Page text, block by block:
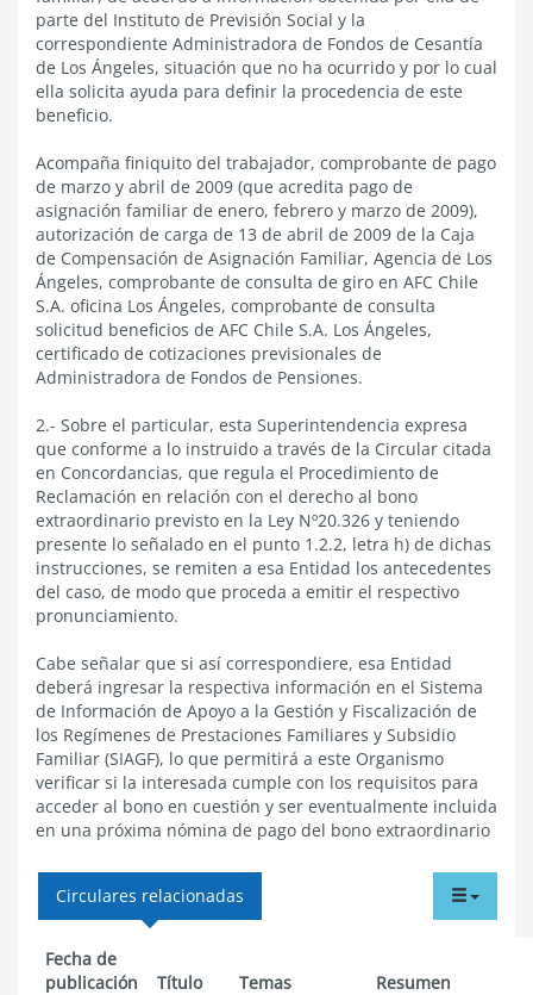
parte del Instituto de Previsión Social y la
correspondiente Administradora de Fondos de Cesantía
de Los Ángeles, situación que no ha ocurrido y por lo cual
ella solicita ayuda para definir la procedencia de este
beneficio.
Acompaña finiquito del trabajador, comprobante de pago
de marzo y abril de 2009 (que acredita pago de
asignación familiar de enero, febrero y marzo de 2009),
autorización de carga de 13 de abril de 2009 de la Caja
de Compensación de Asignación Familiar, Agencia de Los
Ángeles, comprobante de consulta de giro en AFC Chile
S.A. oficina Los Ángeles, comprobante de consulta
solicitud beneficios de AFC Chile S.A. Los Ángeles,
certificado de cotizaciones previsionales de
Administradora de Fondos de Pensiones.
2.- Sobre el particular, esta Superintendencia expresa
que conforme a lo instruido a través de la Circular citada
en Concordancias, que regula el Procedimiento de
Reclamación en relación con el derecho al bono
extraordinario previsto en la Ley Nº20.326 y teniendo
presente lo señalado en el punto 1.2.2, letra h) de dichas
instrucciones, se remiten a esa Entidad los antecedentes
del caso, de modo que proceda a emitir el respectivo
pronunciamiento.
Cabe señalar que si así correspondiere, esa Entidad
deberá ingresar la respectiva información en el Sistema
de Información de Apoyo a la Gestión y Fiscalización de
los Regímenes de Prestaciones Familiares y Subsidio
Familiar (SIAGF), lo que permitirá a este Organismo
verificar si la interesada cumple con los requisitos para
acceder al bono en cuestión y ser eventualmente incluida
en una próxima nómina de pago del bono extraordinario
menu
Circulares relacionadas
Fecha de
publicación
Título Temas
Resumen